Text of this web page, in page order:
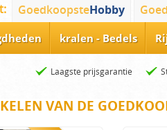
GoedkoopsteHobby
kralen - Bedels
Laagste prijsgarantie
VAN DE